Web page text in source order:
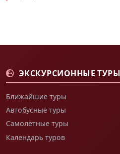
ЭКСКУРСИОННЫЕ ТУРЫ
Ближайшие туры
Автобусные туры
Самолётные туры
Календарь туров